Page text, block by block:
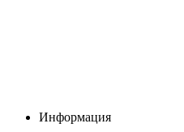
Информация